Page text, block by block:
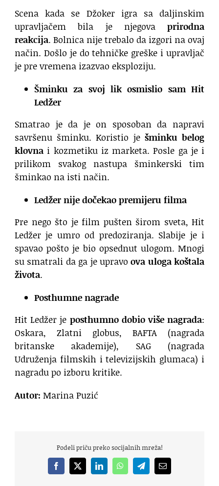
Scena kada se Džoker igra sa daljinskim
upravljačem bila je njegova prirodna
reakcija. Bolnica nije trebalo da izgori na ovaj
način. Došlo je do tehničke greške i upravljač
je pre vremena izazvao eksploziju.
Šminku za svoj lik osmislio sam Hit
Ledžer
Smatrao je da je on sposoban da napravi
savršenu šminku. Koristio je šminku belog
klovna i kozmetiku iz marketa. Posle ga je i
prilikom svakog nastupa šminkerski tim
šminkao na isti način.
Ledžer nije dočekao premijeru filma
Pre nego što je film pušten širom sveta, Hit
Ledžer je umro od predoziranja. Slabije je i
spavao pošto je bio opsednut ulogom. Mnogi
su smatrali da ga je upravoova uloga koštala
života.
Posthumne nagrade
Hit Ledžer je posthumno dobio više nagrada:
Oskara, Zlatni globus, BAFTA (nagrada
britanske akademije), SAG (nagrada
Udruženja filmskih i televizijskih glumaca) i
nagradu po izboru kritike.
Autor: Marina Puzić
Podeli priču preko socijalnih mreža!
Facebook
X LinkedInWhatsAppTelegramEmail